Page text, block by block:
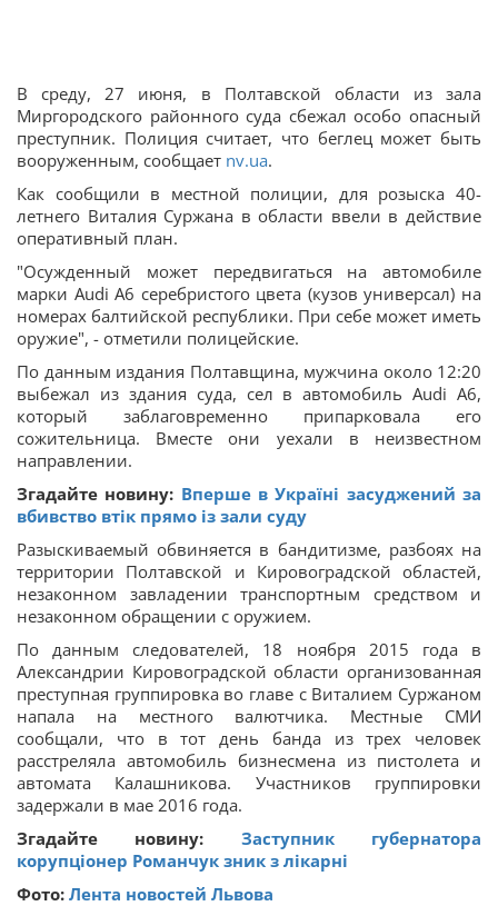
В среду, 27 июня, в Полтавской области из зала
Миргородского районного суда сбежал особо опасный
преступник. Полиция считает, что беглец может быть
вооруженным, сообщает nv.ua.
Как сообщили в местной полиции, для розыска 40-
летнего Виталия Суржана в области ввели в действие
оперативный план.
"Осужденный может передвигаться на автомобиле
марки Audi А6 серебристого цвета (кузов универсал) на
номерах балтийской республики. При себе может иметь
оружие", - отметили полицейские.
По данным издания Полтавщина, мужчина около 12:20
выбежал из здания суда, сел в автомобиль Audi A6,
который заблаговременно припарковала его
сожительница. Вместе они уехали в неизвестном
направлении.
Згадайте новину: Вперше в Україні засуджений за
вбивство втік прямо із зали суду
Разыскиваемый обвиняется в бандитизме, разбоях на
территории Полтавской и Кировоградской областей,
незаконном завладении транспортным средством и
незаконном обращении с оружием.
По данным следователей, 18 ноября 2015 года в
Александрии Кировоградской области организованная
преступная группировка во главе с Виталием Суржаном
напала на местного валютчика. Местные СМИ
сообщали, что в тот день банда из трех человек
расстреляла автомобиль бизнесмена из пистолета и
автомата Калашникова. Участников группировки
задержали в мае 2016 года.
Згадайте новину: Заступник губернатора
корупціонер Романчук зник з лікарні
Фото: Лента новостей Львова